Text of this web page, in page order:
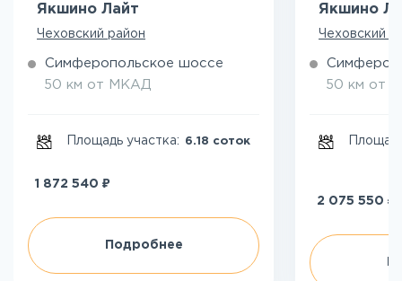
Якшино Лайт
Чеховский район
Симферопольское шоссе
50 км от МКАД
Площадь участка: 6.18 соток
1 872 540 ₽
Подробнее
Якшино
Чеховский
50 км от
2 075 550 ₽